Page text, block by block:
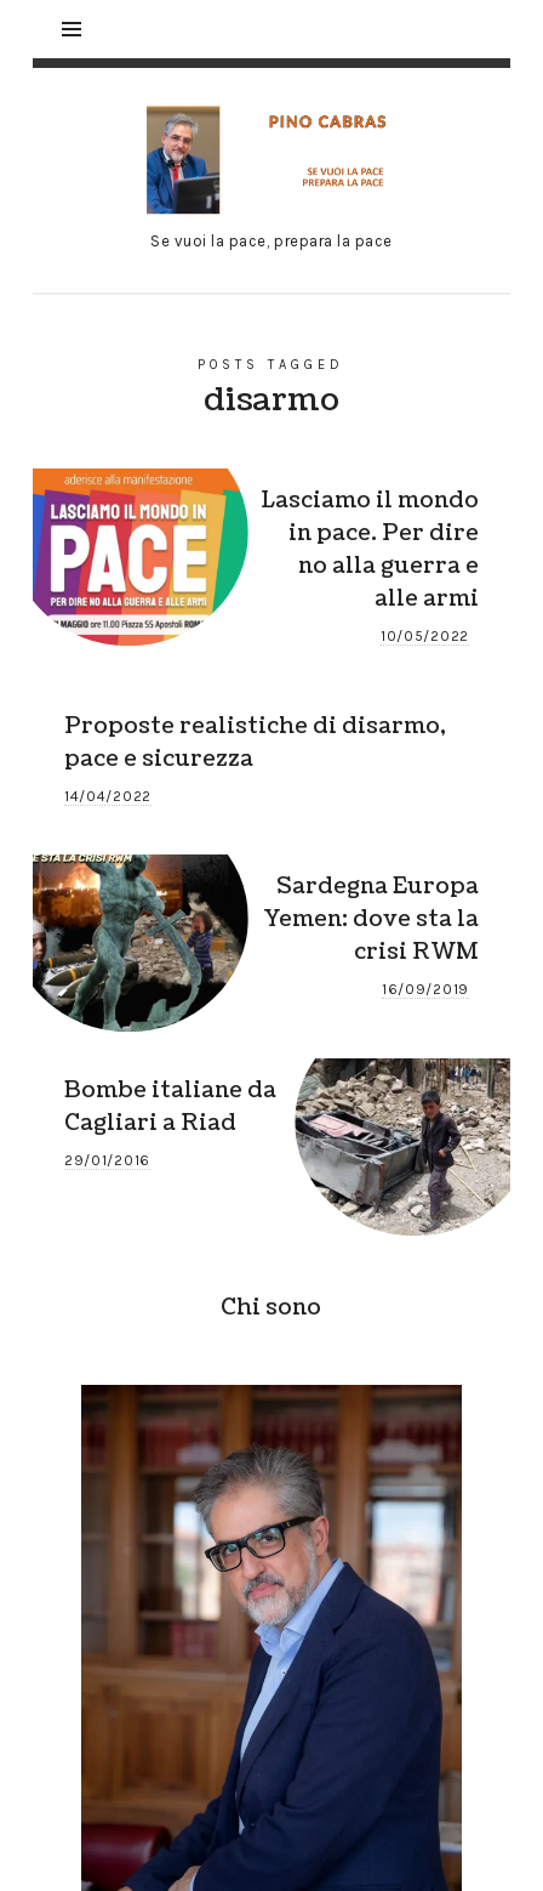
Se vuoi la pace, prepara la pace
POSTS TAGGED
disarmo
Lasciamo il mondo
in pace. Per dire
no alla guerra e
alle armi
10/05/2022
Proposte realistiche di disarmo,
pace e sicurezza
14/04/2022
Sardegna Europa
Yemen: dove sta la
crisi RWM
16/09/2019
Bombe italiane da
Cagliari a Riad
29/01/2016
Chi sono